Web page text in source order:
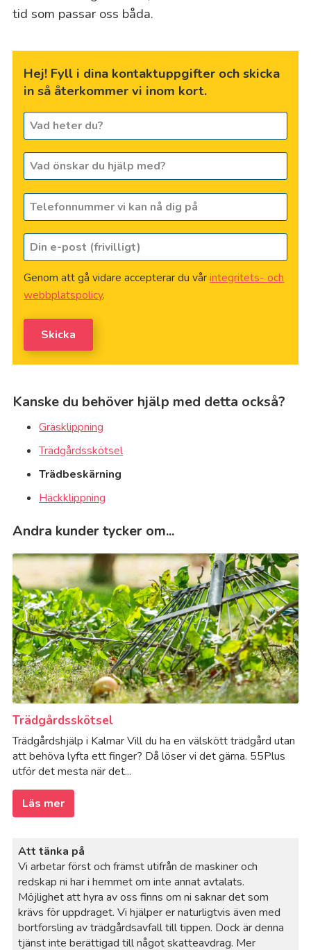
tid som passar oss båda.
Hej! Fyll i dina kontaktuppgifter och skicka
in så återkommer vi inom kort.
Vad
heter
du?
*
Vad
önskar
du
hjälp
med?
Telefonnummer
vi
kan
nå
dig
på *
Din
e-
post
(frivilligt)
Genom att gå vidare accepterar du vårintegritets- och
webbplatspolicy.
Skicka
Kanske du behöver hjälp med detta också?
Gräsklippning
Trädgårdsskötsel
Trädbeskärning
Häckklippning
Andra kunder tycker om...
Trädgårdsskötsel
Trädgårdshjälp i Kalmar Vill du ha en välskött trädgård utan
att behöva lyfta ett finger? Då löser vi det gärna. 55Plus
utför det mesta när det...
Läs mer
Att tänka på
Vi arbetar först och främst utifrån de maskiner och
redskap ni har i hemmet om inte annat avtalats.
Möjlighet att hyra av oss finns om ni saknar det som
krävs för uppdraget. Vi hjälper er naturligtvis även med
bortforsling av trädgårdsavfall till tippen. Dock är denna
tjänst inte berättigad till något skatteavdrag. Mer